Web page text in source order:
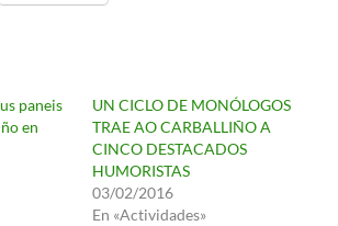
paneis
en
UN CICLO DE MONÓLOGOS
TRAE AO CARBALLIÑO A
CINCO DESTACADOS
HUMORISTAS
03/02/2016
En «Actividades»